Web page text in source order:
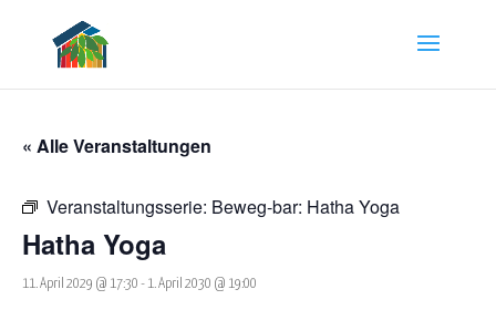
« Alle Veranstaltungen
Veranstaltungsserie: Beweg-bar: Hatha Yoga
Hatha Yoga
11. April 2029 @ 17:30 - 1. April 2030 @ 19:00